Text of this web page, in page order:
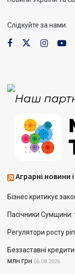
Слідкуйте за нами:
Аграрні новини і
Бізнес критикує
Пасічники Сумщини:
Регулятори росту
Беззаставні
млн грн 06.08.2026